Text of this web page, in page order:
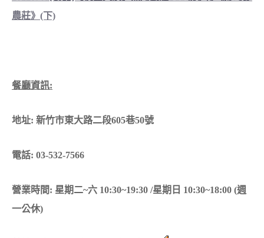
農莊》(下)
餐廳資訊:
地址: 新竹市東大路二段605巷50號
電話: 03-532-7566
營業時間: 星期二~六 10:30~19:30 /星期日 10:30~18:00 (週
一公休)